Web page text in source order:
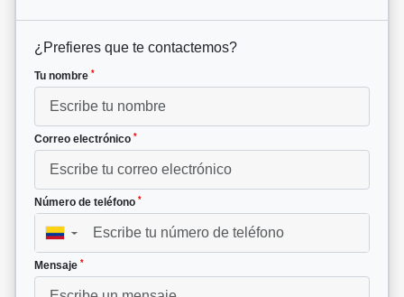
¿Prefieres que te contactemos?
Tu nombre *
Correo electrónico *
Número de teléfono *
▼
Mensaje *